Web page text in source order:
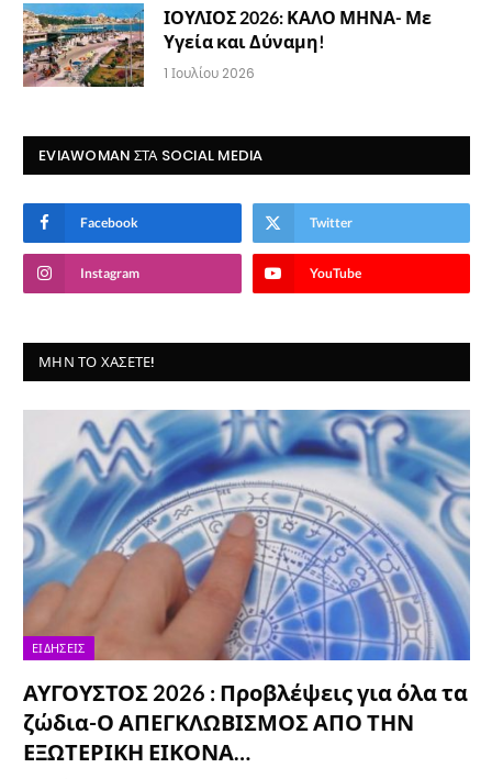
ΙΟΥΛΙΟΣ 2026: ΚΑΛΟ ΜΗΝΑ- Με
Υγεία και Δύναμη!
1 Ιουλίου 2026
EVIAWOMAN ΣΤΑ SOCIAL MEDIA
Facebook Twitter
Instagram YouTube
ΜΗΝ ΤΟ ΧΆΣΕΤΕ!
ΕΙΔΉΣΕΙΣ
ΑΥΓΟΥΣΤΟΣ 2026 : Προβλέψεις για όλα τα
ζώδια-Ο ΑΠΕΓΚΛΩΒΙΣΜΟΣ ΑΠΟ ΤΗΝ
ΕΞΩΤΕΡΙΚΗ ΕΙΚΟΝΑ…